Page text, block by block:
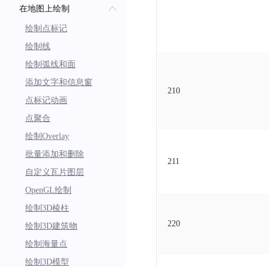
在地图上绘制
绘制点标记
绘制线
绘制弧线和面
添加文字和信息窗
点标记动画
点聚合
绘制Overlay
批量添加和删除
自定义瓦片图层
OpenGL绘制
绘制3D棱柱
绘制3D建筑物
绘制海量点
绘制3D模型
210
211
220